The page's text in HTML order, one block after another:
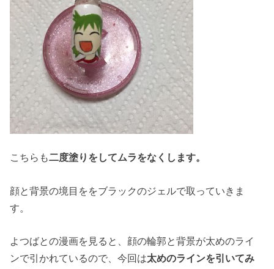
こちらも二度塗りをしてムラをなくします。
顔と背景の境目ををブラックのジェルで取っていきま
す。
よつばとの漫画を見ると、顔の輪郭と背景が太めのライ
ンで引かれているので、今回は太めのラインを引いてみ